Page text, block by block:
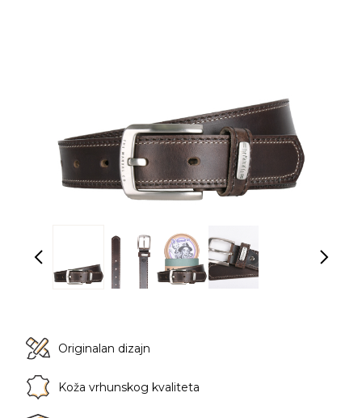
Originalan dizajn
Koža vrhunskog kvaliteta